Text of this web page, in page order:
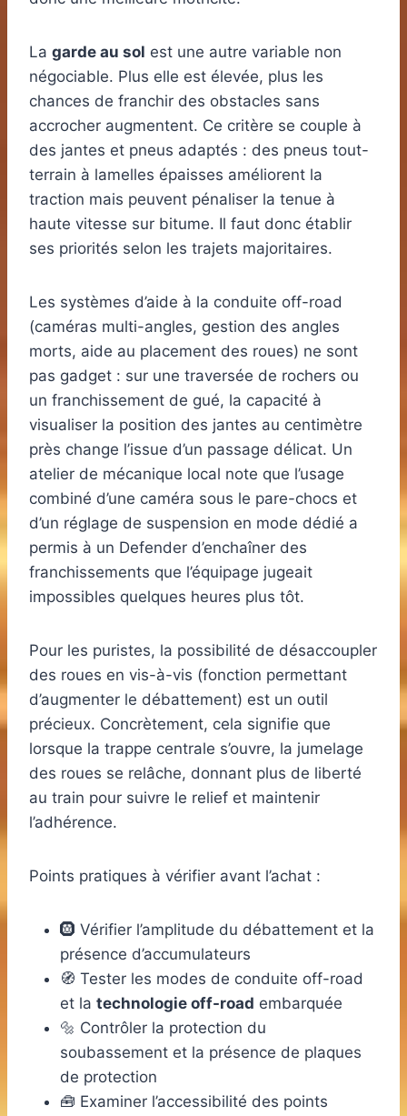
La garde au sol est une autre variable non
négociable. Plus elle est élevée, plus les
chances de franchir des obstacles sans
accrocher augmentent. Ce critère se couple à
des jantes et pneus adaptés : des pneus tout-
terrain à lamelles épaisses améliorent la
traction mais peuvent pénaliser la tenue à
haute vitesse sur bitume. Il faut donc établir
ses priorités selon les trajets majoritaires.
Les systèmes d’aide à la conduite off-road
(caméras multi-angles, gestion des angles
morts, aide au placement des roues) ne sont
pas gadget : sur une traversée de rochers ou
un franchissement de gué, la capacité à
visualiser la position des jantes au centimètre
près change l’issue d’un passage délicat. Un
atelier de mécanique local note que l’usage
combiné d’une caméra sous le pare-chocs et
d’un réglage de suspension en mode dédié a
permis à un Defender d’enchaîner des
franchissements que l’équipage jugeait
impossibles quelques heures plus tôt.
Pour les puristes, la possibilité de désaccoupler
des roues en vis-à-vis (fonction permettant
d’augmenter le débattement) est un outil
précieux. Concrètement, cela signifie que
lorsque la trappe centrale s’ouvre, la jumelage
des roues se relâche, donnant plus de liberté
au train pour suivre le relief et maintenir
l’adhérence.
Points pratiques à vérifier avant l’achat :
🛞 Vérifier l’amplitude du débattement et la
présence d’accumulateurs
🧭 Tester les modes de conduite off-road
et la technologie off-road embarquée
🔩 Contrôler la protection du
soubassement et la présence de plaques
de protection
🧰 Examiner l’accessibilité des points